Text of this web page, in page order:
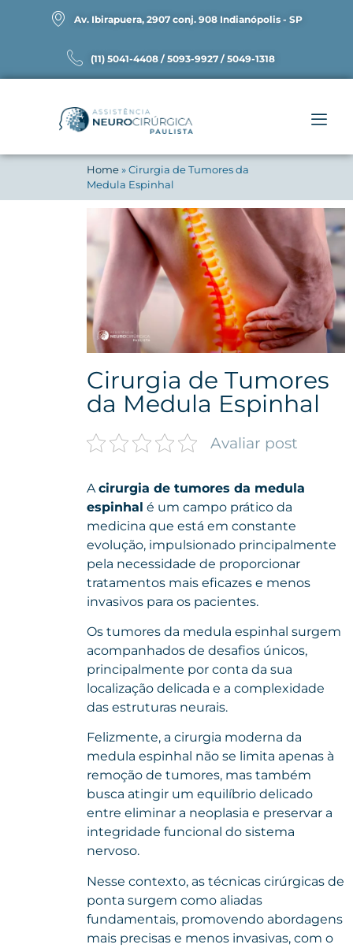
Av. Ibirapuera, 2907 conj. 908 Indianópolis - SP
(11) 5041-4408 / 5093-9927 / 5049-1318
Home»Cirurgia de Tumores da
Medula Espinhal
Cirurgia de Tumores
da Medula Espinhal
Avaliar post
A cirurgia de tumores da medula
espinhal é um campo prático da
medicina que está em constante
evolução, impulsionado principalmente
pela necessidade de proporcionar
tratamentos mais eficazes e menos
invasivos para os pacientes.
Os tumores da medula espinhal surgem
acompanhados de desafios únicos,
principalmente por conta da sua
localização delicada e a complexidade
das estruturas neurais.
Felizmente, a cirurgia moderna da
medula espinhal não se limita apenas à
remoção de tumores, mas também
busca atingir um equilíbrio delicado
entre eliminar a neoplasia e preservar a
integridade funcional do sistema
nervoso.
Nesse contexto, as técnicas cirúrgicas de
ponta surgem como aliadas
fundamentais, promovendo abordagens
mais precisas e menos invasivas, com o